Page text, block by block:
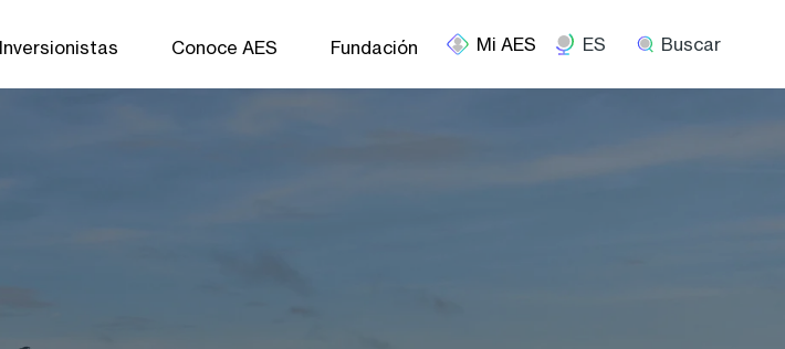
Inversionistas Conoce AES Fundación ES Buscar